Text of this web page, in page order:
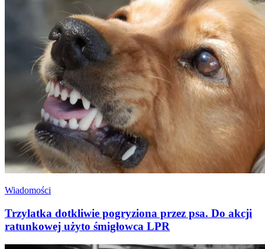
Wiadomości
Trzylatka dotkliwie pogryziona przez psa. Do akcji
ratunkowej użyto śmigłowca LPR